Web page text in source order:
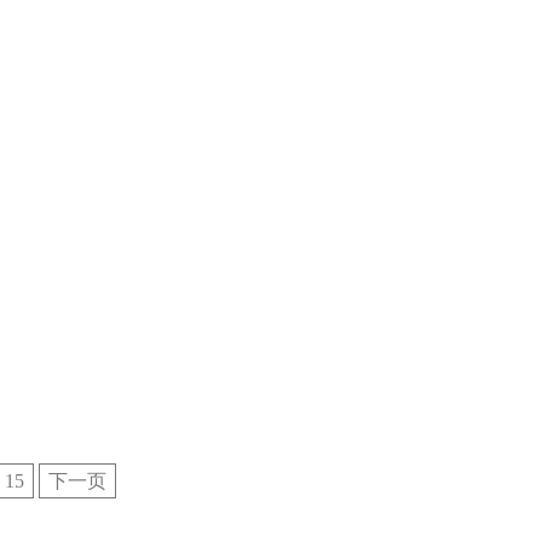
15 下一页